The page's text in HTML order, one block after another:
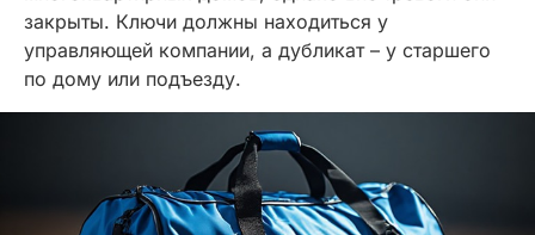
закрыты. Ключи должны находиться у
управляющей компании, а дубликат – у старшего
по дому или подъезду.